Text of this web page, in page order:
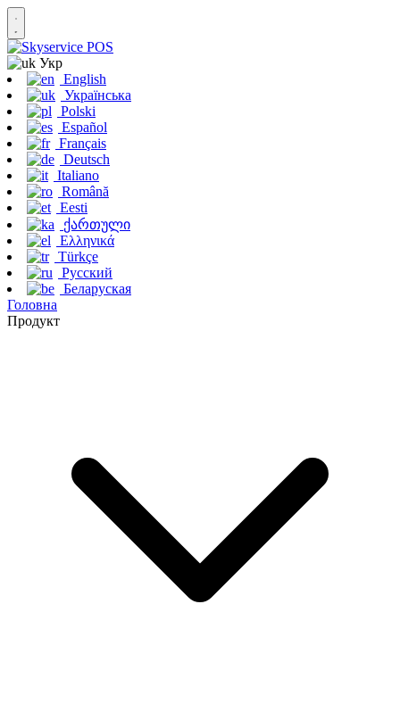
Укр
English
Українська
Polski
Español
Français
Deutsch
Italiano
Română
Eesti
ქართული
Ελληνικά
Türkçe
Русский
Беларуская
Головна
Продукт